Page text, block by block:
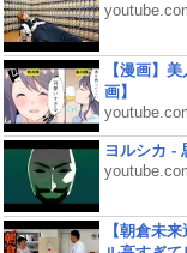
【漫画】
画】
ヨルシカ -
【朝倉未